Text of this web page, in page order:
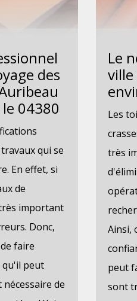
des
04380
qui se
En effet, si
de
important
Donc,
faire
qu'il peut
de
Le
ville
Les
très
Ainsi,
peut
sont